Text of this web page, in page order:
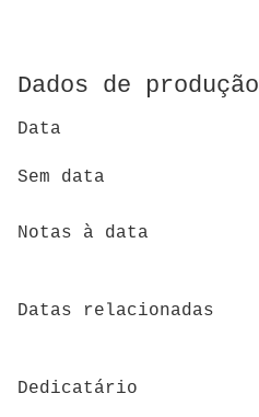
Dados de produção
Data
Sem data
Notas à data
Datas relacionadas
Dedicatário